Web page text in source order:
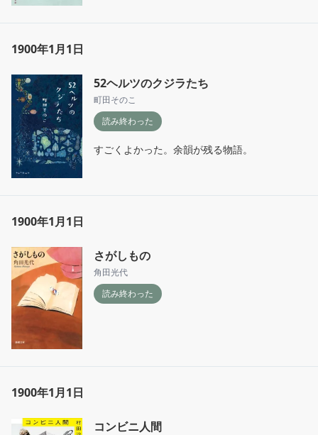
1900年1月1日
52ヘルツのクジラたち
町田そのこ
読み終わった
すごくよかった。余韻が残る物語。
1900年1月1日
さがしもの
角田光代
読み終わった
1900年1月1日
コンビニ人間